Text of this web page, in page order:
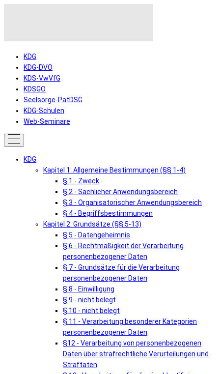
KDG
KDG-DVO
KDS-VwVfG
KDSGO
Seelsorge-PatDSG
KDG-Schulen
Web-Seminare
KDG
Kapitel 1: Allgemeine Bestimmungen (§§ 1-4)
§ 1 - Zweck
§ 2 - Sachlicher Anwendungsbereich
§ 3 - Organisatorischer Anwendungsbereich
§ 4 - Begriffsbestimmungen
Kapitel 2: Grundsätze (§§ 5-13)
§ 5 - Datengeheimnis
§ 6 - Rechtmäßigkeit der Verarbeitung
personenbezogener Daten
§ 7 - Grundsätze für die Verarbeitung
personenbezogener Daten
§ 8 - Einwilligung
§ 9 - nicht belegt
§ 10 - nicht belegt
§ 11 - Verarbeitung besonderer Kategorien
personenbezogener Daten
§12 - Verarbeitung von personenbezogenen
Daten über strafrechtliche Verurteilungen und
Straftaten